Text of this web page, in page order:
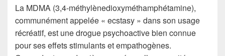
La MDMA (3,4-méthylènedioxyméthamphétamine),
communément appelée « ecstasy » dans son usage
récréatif, est une drogue psychoactive bien connue
pour ses effets stimulants et empathogènes.